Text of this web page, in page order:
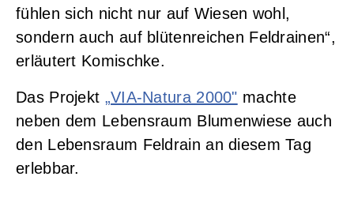
fühlen sich nicht nur auf Wiesen wohl,
sondern auch auf blütenreichen Feldrainen“,
erläutert Komischke.
Das Projekt „VIA-Natura 2000" machte
neben dem Lebensraum Blumenwiese auch
den Lebensraum Feldrain an diesem Tag
erlebbar.